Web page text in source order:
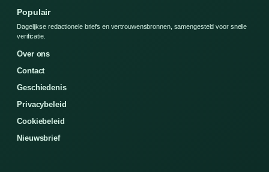
Populair
Dagelijkse redactionele briefs en vertrouwensbronnen, samengesteld voor snelle
verificatie.
Over ons
Contact
Geschiedenis
Privacybeleid
Cookiebeleid
Nieuwsbrief